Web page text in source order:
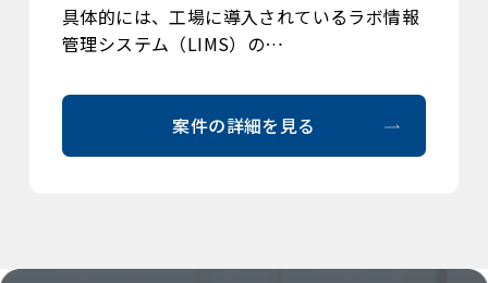
具体的には、工場に導入されているラボ情報
管理システム（LIMS）の…
案件の詳細を見る